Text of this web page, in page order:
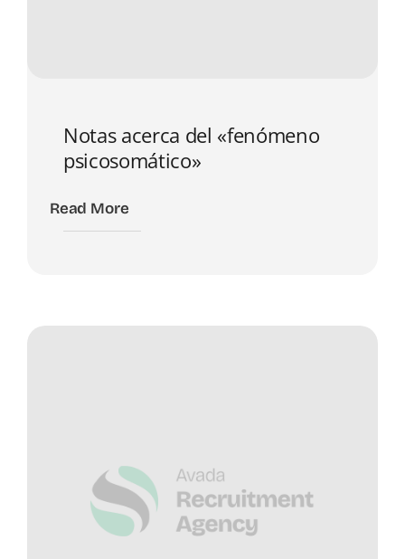
Notas acerca del «fenómeno
psicosomático»
Read More